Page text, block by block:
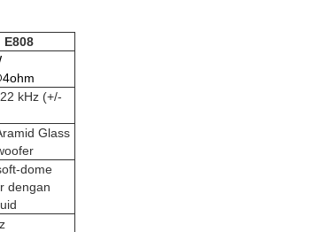
E808
kHz (+/-
Glass
dome
dengan